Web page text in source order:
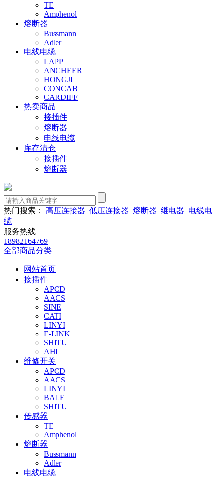
TE
Amphenol
熔断器
Bussmann
Adler
电线电缆
LAPP
ANCHEER
HONGJI
CONCAB
CARDIFF
热卖商品
接插件
熔断器
电线电缆
库存清仓
接插件
熔断器
热门搜索： 高压连接器 低压连接器 熔断器 继电器 电线电
缆
服务热线
18982164769
全部商品分类
网站首页
接插件
APCD
AACS
SINE
CATI
LINYI
E-LINK
SHITU
AHI
维修开关
APCD
AACS
LINYI
BALE
SHITU
传感器
TE
Amphenol
熔断器
Bussmann
Adler
电线电缆